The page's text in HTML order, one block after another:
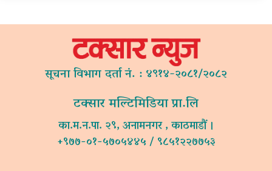
सूचना विभाग दर्ता नं. : ४९१४-२०८१/२०८२
टक्सार मल्टिमिडिया प्रा.लि
का.म.न.पा. २९, अनामनगर , काठमाडौं ।
+९७७-०१-५७०५४४५ / ९८५१२२७७५३